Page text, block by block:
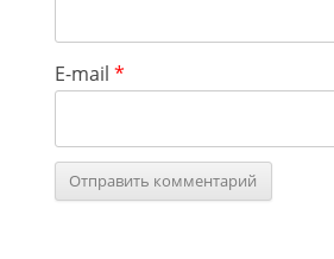
E-mail *